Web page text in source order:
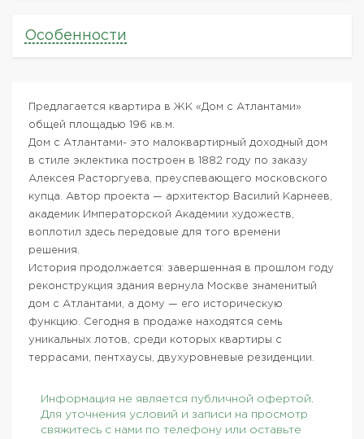
Особенности
Предлагается квартира в ЖК «Дом с Атлантами»
общей площадью 196 кв.м.
Дом с Атлантами- это малоквартирный доходный дом
в стиле эклектика построен в 1882 году по заказу
Алексея Расторгуева, преуспевающего московского
купца. Автор проекта — архитектор Василий Карнеев,
академик Императорской Академии художеств,
воплотил здесь передовые для того времени
решения.
История продолжается: завершенная в прошлом году
реконструкция здания вернула Москве знаменитый
дом с Атлантами, а дому — его историческую
функцию. Сегодня в продаже находятся семь
уникальных лотов, среди которых квартиры с
террасами, пентхаусы, двухуровневые резиденции.
Информация не является публичной офертой.
Для уточнения условий и записи на просмотр
свяжитесь с нами по телефону или оставьте